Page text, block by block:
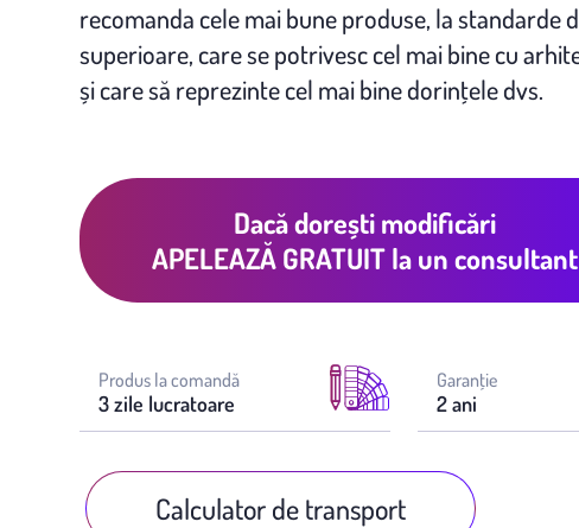
recomanda cele mai bune produse, la standarde
superioare, care se potrivesc cel mai bine cu
și care să reprezinte cel mai bine dorinţele dvs.
Dacă dorești modificări
APELEAZĂ GRATUITla un consultant
Produs la comandă
3 zile lucratoare
Garanţie
2 ani
Calculator de transport